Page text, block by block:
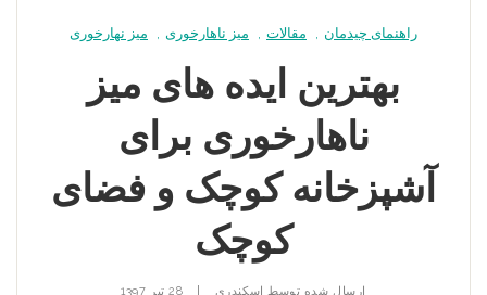
راهنمای چیدمان مقالات میز ناهارخوری میز نهارخوری
بهترین ایده های میز
ناهارخوری برای
آشپزخانه کوچک و فضای
کوچک
ارسال شده توسط اسکندری 28 تیر 1397